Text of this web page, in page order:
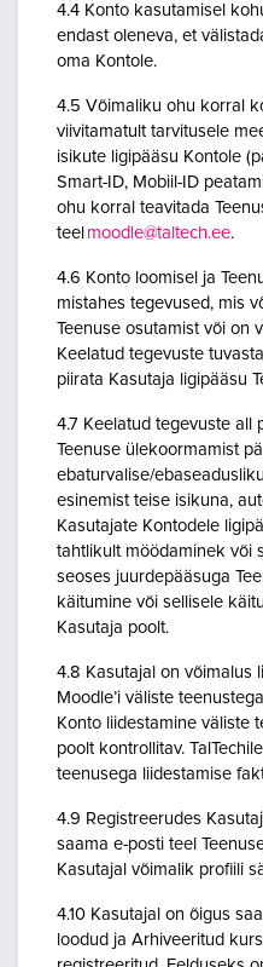
4.4 Konto kasutamisel
endast oleneva, et
oma Kontole.
4.5 Võimaliku ohu korral
viivitamatult tarvitusele
isikute ligipääsu Kontole
Smart-ID, Mobiil-ID
ohu korral teavitada
teel moodle@taltech.ee.
4.6 Konto loomisel ja
mistahes tegevused, mis
Teenuse osutamist või on
Keelatud tegevuste
piirata Kasutaja ligipääsu
4.7 Keelatud tegevuste all
Teenuse ülekoormamist
ebaturvalise/
esinemist teise isikuna,
Kasutajate Kontodele
tahtlikult möödaminek või
seoses juurdepääsuga
käitumine või sellisele
Kasutaja poolt.
4.8 Kasutajal on võimalus
Moodle’i väliste
Konto liidestamine väliste
poolt kontrollitav.
teenusega liidestamise
4.9 Registreerudes
saama e-posti teel
Kasutajal võimalik profiili
4.10 Kasutajal on õigus
loodud ja Arhiveeritud